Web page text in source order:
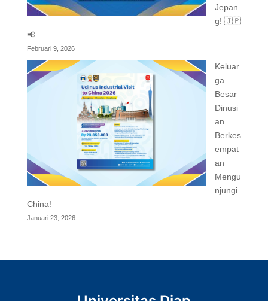
Jepan
g! 🇯🇵
📢
Februari 9, 2026
Keluar
ga
Besar
Dinusi
an
Berkes
empat
an
Mengu
njungi
China!
Januari 23, 2026